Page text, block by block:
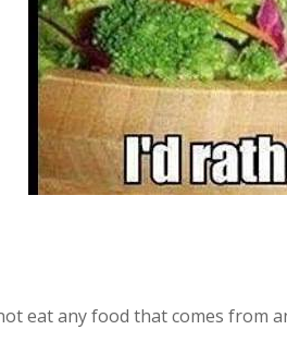
eat any food that comes from